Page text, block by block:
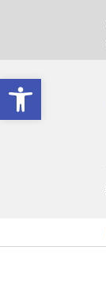
Barra de Ferramentas Aberta